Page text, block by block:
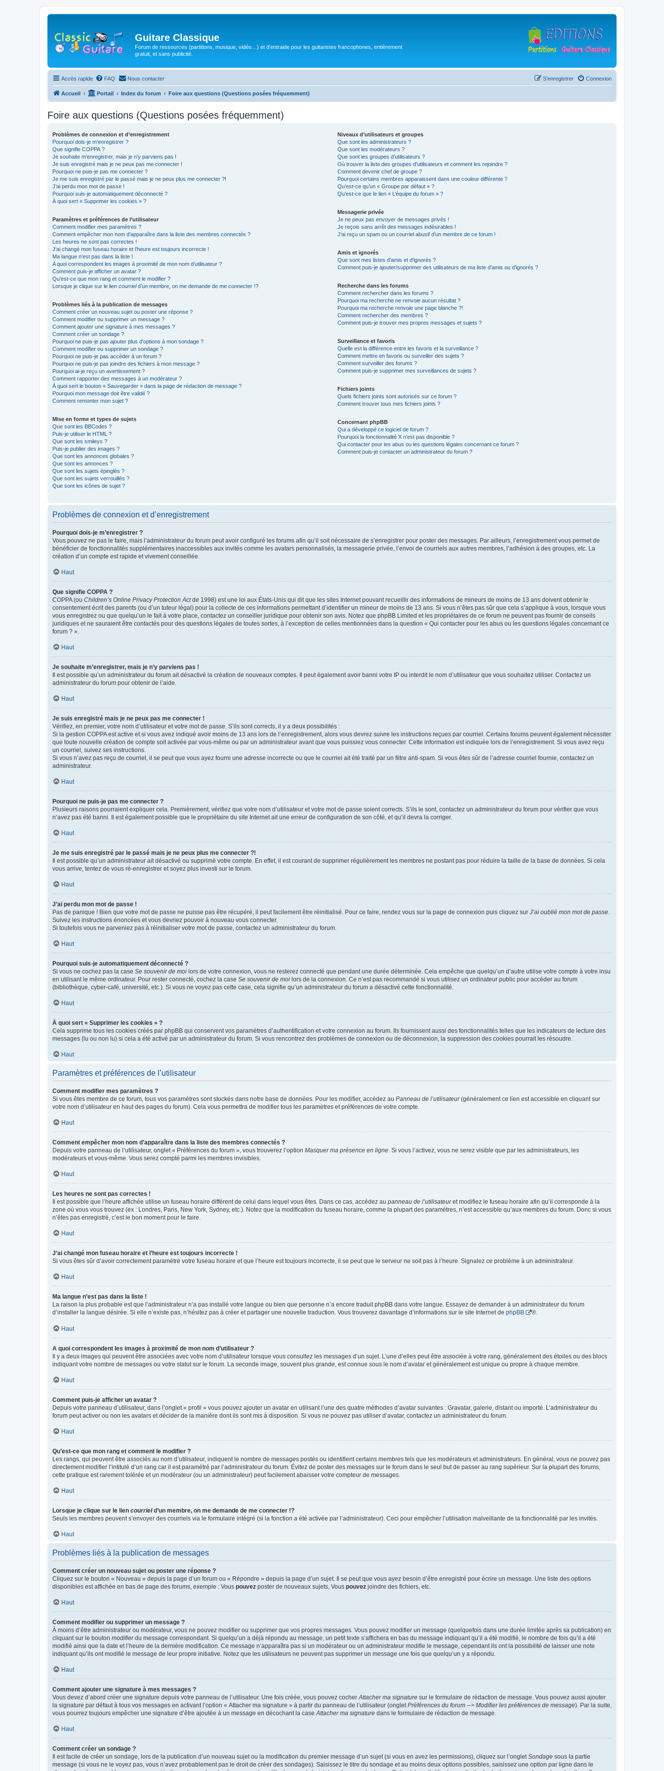
Guitare Classique
Forum de ressources (partitions, musique, vidéo…) et d'entraide pour les guitaristes francophones, entièrement
gratuit, et sans publicité.
Accès rapide FAQ Nous contacter Connexion
S’enregistrer
Accueil Portail Index du forum Foire aux questions (Questions posées fréquemment)
Foire aux questions (Questions posées fréquemment)
Problèmes de connexion et d’enregistrement
Pourquoi dois-je m’enregistrer ?
Que signifie COPPA ?
Je souhaite m’enregistrer, mais je n’y parviens pas !
Je suis enregistré mais je ne peux pas me connecter !
Pourquoi ne puis-je pas me connecter ?
Je me suis enregistré par le passé mais je ne peux plus me connecter ?!
J’ai perdu mon mot de passe !
Pourquoi suis-je automatiquement déconnecté ?
À quoi sert « Supprimer les cookies » ?
Paramètres et préférences de l’utilisateur
Comment modifier mes paramètres ?
Comment empêcher mon nom d’apparaître dans la liste des membres connectés ?
Les heures ne sont pas correctes !
J’ai changé mon fuseau horaire et l’heure est toujours incorrecte !
Ma langue n’est pas dans la liste !
A quoi correspondent les images à proximité de mon nom d’utilisateur ?
Comment puis-je afficher un avatar ?
Qu’est-ce que mon rang et comment le modifier ?
Lorsque je clique sur le lien courrield’un membre, on me demande de me connecter !?
Problèmes liés à la publication de messages
Comment créer un nouveau sujet ou poster une réponse ?
Comment modifier ou supprimer un message ?
Comment ajouter une signature à mes messages ?
Comment créer un sondage ?
Pourquoi ne puis-je pas ajouter plus d’options à mon sondage ?
Comment modifier ou supprimer un sondage ?
Pourquoi ne puis-je pas accéder à un forum ?
Pourquoi ne puis-je pas joindre des fichiers à mon message ?
Pourquoi ai-je reçu un avertissement ?
Comment rapporter des messages à un modérateur ?
À quoi sert le bouton « Sauvegarder » dans la page de rédaction de message ?
Pourquoi mon message doit être validé ?
Comment remonter mon sujet ?
Mise en forme et types de sujets
Que sont les BBCodes ?
Puis-je utiliser le HTML ?
Que sont les smileys ?
Puis-je publier des images ?
Que sont les annonces globales ?
Que sont les annonces ?
Que sont les sujets épinglés ?
Que sont les sujets verrouillés ?
Que sont les icônes de sujet ?
Niveaux d’utilisateurs et groupes
Que sont les administrateurs ?
Que sont les modérateurs ?
Que sont les groupes d’utilisateurs ?
Où trouver la liste des groupes d’utilisateurs et comment les rejoindre ?
Comment devenir chef de groupe ?
Pourquoi certains membres apparaissent dans une couleur différente ?
Qu’est-ce qu’un « Groupe par défaut » ?
Qu’est-ce que le lien « L’équipe du forum » ?
Messagerie privée
Je ne peux pas envoyer de messages privés !
Je reçois sans arrêt des messages indésirables !
J’ai reçu un spam ou un courriel abusif d’un membre de ce forum !
Amis et ignorés
Que sont mes listes d’amis et d’ignorés ?
Comment puis-je ajouter/supprimer des utilisateurs de ma liste d’amis ou d’ignorés ?
Recherche dans les forums
Comment rechercher dans les forums ?
Pourquoi ma recherche ne renvoie aucun résultat ?
Pourquoi ma recherche renvoie une page blanche ?!
Comment rechercher des membres ?
Comment puis-je trouver mes propres messages et sujets ?
Surveillance et favoris
Quelle est la différence entre les favoris et la surveillance ?
Comment mettre en favoris ou surveiller des sujets ?
Comment surveiller des forums ?
Comment puis-je supprimer mes surveillances de sujets ?
Fichiers joints
Quels fichiers joints sont autorisés sur ce forum ?
Comment trouver tous mes fichiers joints ?
Concernant phpBB
Qui a développé ce logiciel de forum ?
Pourquoi la fonctionnalité X n’est pas disponible ?
Qui contacter pour les abus ou les questions légales concernant ce forum ?
Comment puis-je contacter un administrateur du forum ?
Problèmes de connexion et d’enregistrement
Pourquoi dois-je m’enregistrer ?
Vous pouvez ne pas le faire, mais l’administrateur du forum peut avoir configuré les forums afin qu’il soit nécessaire de s’enregistrer pour poster des messages. Par ailleurs, l’enregistrement vous permet de
bénéficier de fonctionnalités supplémentaires inaccessibles aux invités comme les avatars personnalisés, la messagerie privée, l’envoi de courriels aux autres membres, l’adhésion à des groupes, etc. La
création d’un compte est rapide et vivement conseillée.
Haut
Que signifie COPPA ?
COPPA (ou Children’s Online Privacy Protection Actde 1998) est une loi aux États-Unis qui dit que les sites Internet pouvant recueillir des informations de mineurs de moins de 13 ans doivent obtenir le
consentement écrit des parents (ou d’un tuteur légal) pour la collecte de ces informations permettant d’identifier un mineur de moins de 13 ans. Si vous n’êtes pas sûr que cela s’applique à vous, lorsque vous
vous enregistrez ou que quelqu’un le fait à votre place, contactez un conseiller juridique pour obtenir son avis. Notez que phpBB Limited et les propriétaires de ce forum ne peuvent pas fournir de conseils
juridiques et ne sauraient être contactés pour des questions légales de toutes sortes, à l’exception de celles mentionnées dans la question « Qui contacter pour les abus ou les questions légales concernant ce
forum ? ».
Haut
Je souhaite m’enregistrer, mais je n’y parviens pas !
Il est possible qu’un administrateur du forum ait désactivé la création de nouveaux comptes. Il peut également avoir banni votre IP ou interdit le nom d’utilisateur que vous souhaitez utiliser. Contactez un
administrateur du forum pour obtenir de l’aide.
Haut
Je suis enregistré mais je ne peux pas me connecter !
Vérifiez, en premier, votre nom d’utilisateur et votre mot de passe. S’ils sont corrects, il y a deux possibilités :
Si la gestion COPPA est active et si vous avez indiqué avoir moins de 13 ans lors de l’enregistrement, alors vous devrez suivre les instructions reçues par courriel. Certains forums peuvent également nécessiter
que toute nouvelle création de compte soit activée par vous-même ou par un administrateur avant que vous puissiez vous connecter. Cette information est indiquée lors de l’enregistrement. Si vous avez reçu
un courriel, suivez ses instructions.
Si vous n’avez pas reçu de courriel, il se peut que vous ayez fourni une adresse incorrecte ou que le courriel ait été traité par un filtre anti-spam. Si vous êtes sûr de l’adresse courriel fournie, contactez un
administrateur.
Haut
Pourquoi ne puis-je pas me connecter ?
Plusieurs raisons pourraient expliquer cela. Premièrement, vérifiez que votre nom d’utilisateur et votre mot de passe soient corrects. S’ils le sont, contactez un administrateur du forum pour vérifier que vous
n’avez pas été banni. Il est également possible que le propriétaire du site Internet ait une erreur de configuration de son côté, et qu’il devra la corriger.
Haut
Je me suis enregistré par le passé mais je ne peux plus me connecter ?!
Il est possible qu’un administrateur ait désactivé ou supprimé votre compte. En effet, il est courant de supprimer régulièrement les membres ne postant pas pour réduire la taille de la base de données. Si cela
vous arrive, tentez de vous ré-enregistrer et soyez plus investi sur le forum.
Haut
J’ai perdu mon mot de passe !
Pas de panique ! Bien que votre mot de passe ne puisse pas être récupéré, il peut facilement être réinitialisé. Pour ce faire, rendez vous sur la page de connexion puis cliquez sur J’ai oublié mon mot de passe.
Suivez les instructions énoncées et vous devriez pouvoir à nouveau vous connecter.
Si toutefois vous ne parveniez pas à réinitialiser votre mot de passe, contactez un administrateur du forum.
Haut
Pourquoi suis-je automatiquement déconnecté ?
Si vous ne cochez pas la case Se souvenir de moi lors de votre connexion, vous ne resterez connecté que pendant une durée déterminée. Cela empêche que quelqu’un d’autre utilise votre compte à votre insu
en utilisant le même ordinateur. Pour rester connecté, cochez la case Se souvenir de moi lors de la connexion. Ce n’est pas recommandé si vous utilisez un ordinateur public pour accéder au forum
(bibliothèque, cyber-café, université, etc.). Si vous ne voyez pas cette case, cela signifie qu’un administrateur du forum a désactivé cette fonctionnalité.
Haut
À quoi sert « Supprimer les cookies » ?
Cela supprime tous les cookies créés par phpBB qui conservent vos paramètres d’authentification et votre connexion au forum. Ils fournissent aussi des fonctionnalités telles que les indicateurs de lecture des
messages (lu ou non lu) si cela a été activé par un administrateur du forum. Si vous rencontrez des problèmes de connexion ou de déconnexion, la suppression des cookies pourrait les résoudre.
Haut
Paramètres et préférences de l’utilisateur
Comment modifier mes paramètres ?
Si vous êtes membre de ce forum, tous vos paramètres sont stockés dans notre base de données. Pour les modifier, accédez au Panneau de l’utilisateur(généralement ce lien est accessible en cliquant sur
votre nom d’utilisateur en haut des pages du forum). Cela vous permettra de modifier tous les paramètres et préférences de votre compte.
Haut
Comment empêcher mon nom d’apparaître dans la liste des membres connectés ?
Depuis votre panneau de l’utilisateur, onglet « Préférences du forum », vous trouverez l’option Masquer ma présence en ligne. Si vous l’activez, vous ne serez visible que par les administrateurs, les
modérateurs et vous-même. Vous serez compté parmi les membres invisibles.
Haut
Les heures ne sont pas correctes !
Il est possible que l’heure affichée utilise un fuseau horaire différent de celui dans lequel vous êtes. Dans ce cas, accédez au panneau de l’utilisateuret modifiez le fuseau horaire afin qu’il corresponde à la
zone où vous vous trouvez (ex : Londres, Paris, New York, Sydney, etc.). Notez que la modification du fuseau horaire, comme la plupart des paramètres, n’est accessible qu’aux membres du forum. Donc si vous
n’êtes pas enregistré, c’est le bon moment pour le faire.
Haut
J’ai changé mon fuseau horaire et l’heure est toujours incorrecte !
Si vous êtes sûr d’avoir correctement paramétré votre fuseau horaire et que l’heure est toujours incorrecte, il se peut que le serveur ne soit pas à l’heure. Signalez ce problème à un administrateur.
Haut
Ma langue n’est pas dans la liste !
La raison la plus probable est que l’administrateur n’a pas installé votre langue ou bien que personne n’a encore traduit phpBB dans votre langue. Essayez de demander à un administrateur du forum
d’installer la langue désirée. Si elle n’existe pas, n’hésitez pas à créer et partager une nouvelle traduction. Vous trouverez davantage d’informations sur le site Internet de phpBB ®.
Haut
A quoi correspondent les images à proximité de mon nom d’utilisateur ?
Il y a deux images qui peuvent être associées avec votre nom d’utilisateur lorsque vous consultez les messages d’un sujet. L’une d’elles peut être associée à votre rang, généralement des étoiles ou des blocs
indiquant votre nombre de messages ou votre statut sur le forum. La seconde image, souvent plus grande, est connue sous le nom d’avatar et généralement est unique ou propre à chaque membre.
Haut
Comment puis-je afficher un avatar ?
Depuis votre panneau d’utilisateur, dans l’onglet « profil » vous pouvez ajouter un avatar en utilisant l’une des quatre méthodes d’avatar suivantes : Gravatar, galerie, distant ou importé. L’administrateur du
forum peut activer ou non les avatars et décider de la manière dont ils sont mis à disposition. Si vous ne pouvez pas utiliser d’avatar, contactez un administrateur du forum.
Haut
Qu’est-ce que mon rang et comment le modifier ?
Les rangs, qui peuvent être associés au nom d’utilisateur, indiquent le nombre de messages postés ou identifient certains membres tels que les modérateurs et administrateurs. En général, vous ne pouvez pas
directement modifier l’intitulé d’un rang car il est paramétré par l’administrateur du forum. Évitez de poster des messages sur le forum dans le seul but de passer au rang supérieur. Sur la plupart des forums,
cette pratique est rarement tolérée et un modérateur (ou un administrateur) peut facilement abaisser votre compteur de messages.
Haut
Lorsque je clique sur le lien courrield’un membre, on me demande de me connecter !?
Seuls les membres peuvent s’envoyer des courriels via le formulaire intégré (si la fonction a été activée par l’administrateur). Ceci pour empêcher l’utilisation malveillante de la fonctionnalité par les invités.
Haut
Problèmes liés à la publication de messages
Comment créer un nouveau sujet ou poster une réponse ?
Cliquez sur le bouton « Nouveau » depuis la page d’un forum ou « Répondre » depuis la page d’un sujet. Il se peut que vous ayez besoin d’être enregistré pour écrire un message. Une liste des options
disponibles est affichée en bas de page des forums, exemple : Vous pouvez poster de nouveaux sujets, Vous pouvez joindre des fichiers, etc.
Haut
Comment modifier ou supprimer un message ?
À moins d’être administrateur ou modérateur, vous ne pouvez modifier ou supprimer que vos propres messages. Vous pouvez modifier un message (quelquefois dans une durée limitée après sa publication) en
cliquant sur le bouton modifierdu message correspondant. Si quelqu’un a déjà répondu au message, un petit texte s’affichera en bas du message indiquant qu’il a été modifié, le nombre de fois qu’il a été
modifié ainsi que la date et l’heure de la dernière modification. Ce message n’apparaîtra pas si un modérateur ou un administrateur modifie le message, cependant ils ont la possibilité de laisser une note
indiquant qu’ils ont modifié le message de leur propre initiative. Notez que les utilisateurs ne peuvent pas supprimer un message une fois que quelqu’un y a répondu.
Haut
Comment ajouter une signature à mes messages ?
Vous devez d’abord créer une signature depuis votre panneau de l’utilisateur. Une fois créée, vous pouvez cocherAttacher ma signature sur le formulaire de rédaction de message. Vous pouvez aussi ajouter
la signature par défaut à tous vos messages en activant l’option « Attacher ma signature » à partir du panneau de l’utilisateur (ongletPréférences du forum --> Modifier les préférences de message). Par la suite,
vous pourrez toujours empêcher une signature d’être ajoutée à un message en décochant la caseAttacher ma signature dans le formulaire de rédaction de message.
Haut
Comment créer un sondage ?
Il est facile de créer un sondage, lors de la publication d’un nouveau sujet ou la modification du premier message d’un sujet (si vous en avez les permissions), cliquez sur l’ongletSondage sous la partie
message (si vous ne le voyez pas, vous n’avez probablement pas le droit de créer des sondages). Saisissez le titre du sondage et au moins deux options possibles, saisissez une option par ligne dans le